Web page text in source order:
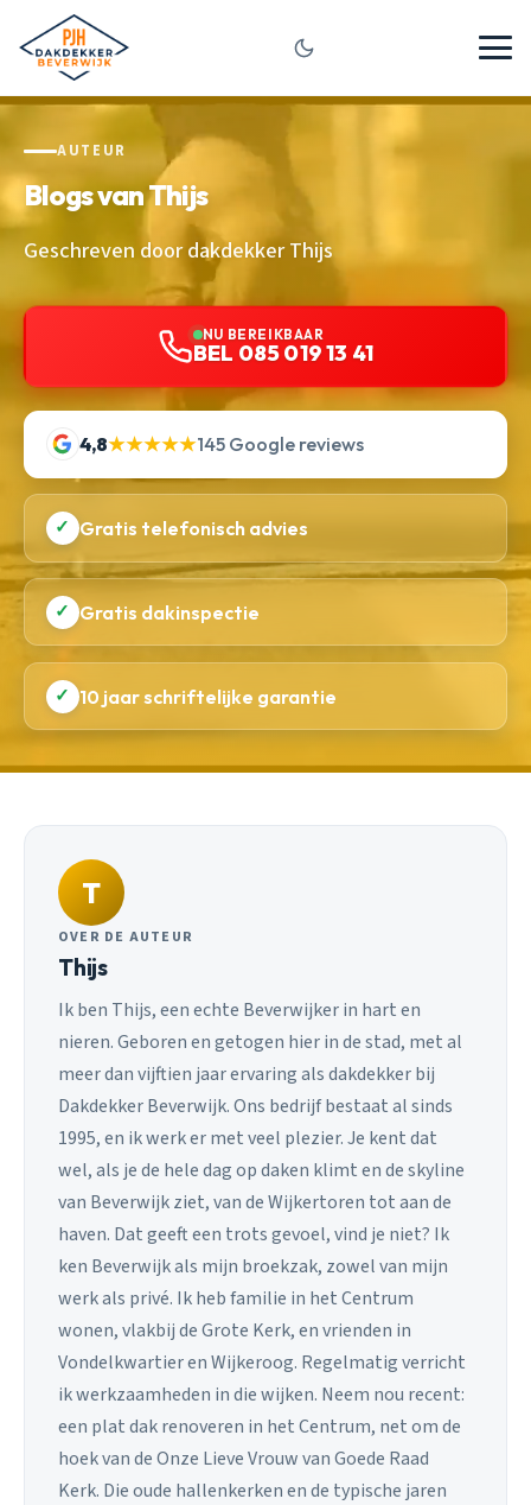
AUTEUR
Blogs van Thijs
Geschreven door dakdekker Thijs
NU BEREIKBAAR
BEL 085 019 13 41
4,8★★★★★145 Google reviews
✓ Gratis telefonisch advies
✓ Gratis dakinspectie
✓ 10 jaar schriftelijke garantie
T
OVER DE AUTEUR
Thijs
Ik ben Thijs, een echte Beverwijker in hart en
nieren. Geboren en getogen hier in de stad, met al
meer dan vijftien jaar ervaring als dakdekker bij
Dakdekker Beverwijk. Ons bedrijf bestaat al sinds
1995, en ik werk er met veel plezier. Je kent dat
wel, als je de hele dag op daken klimt en de skyline
van Beverwijk ziet, van de Wijkertoren tot aan de
haven. Dat geeft een trots gevoel, vind je niet? Ik
ken Beverwijk als mijn broekzak, zowel van mijn
werk als privé. Ik heb familie in het Centrum
wonen, vlakbij de Grote Kerk, en vrienden in
Vondelkwartier en Wijkeroog. Regelmatig verricht
ik werkzaamheden in die wijken. Neem nou recent:
een plat dak renoveren in het Centrum, net om de
hoek van de Onze Lieve Vrouw van Goede Raad
Kerk. Die oude hallenkerken en de typische jaren